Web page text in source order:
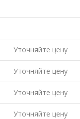
Уточняйте цену
Уточняйте цену
Уточняйте цену
Уточняйте цену